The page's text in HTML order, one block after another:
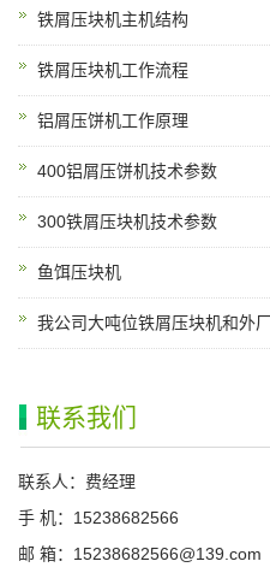
铁屑压块机主机结构
铁屑压块机工作流程
铝屑压饼机工作原理
400铝屑压饼机技术参数
300铁屑压块机技术参数
鱼饵压块机
我公司大吨位铁屑压块机和外
联系我们
联系人：费经理
手 机：15238682566
邮 箱：15238682566@139.com